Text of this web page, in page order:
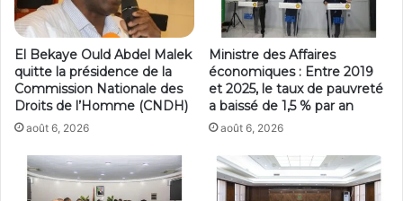
El Bekaye Ould Abdel Malek
quitte la présidence de la
Commission Nationale des
Droits de l’Homme (CNDH)
août 6, 2026
Ministre des Affaires
économiques : Entre 2019
et 2025, le taux de pauvreté
a baissé de 1,5 % par an
août 6, 2026